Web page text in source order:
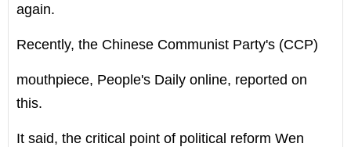
again.
Recently, the Chinese Communist Party's (CCP)
mouthpiece, People's Daily online, reported on
this.
It said, the critical point of political reform Wen